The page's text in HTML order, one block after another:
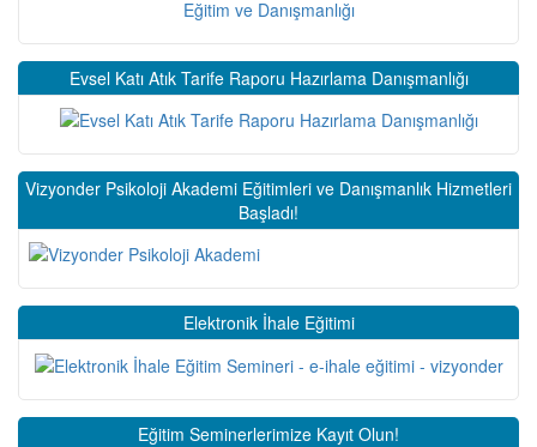
Evsel Katı Atık Tarife Raporu Hazırlama Danışmanlığı
Vizyonder Psikoloji Akademi Eğitimleri ve Danışmanlık Hizmetleri
Başladı!
Elektronik İhale Eğitimi
Eğitim Seminerlerimize Kayıt Olun!